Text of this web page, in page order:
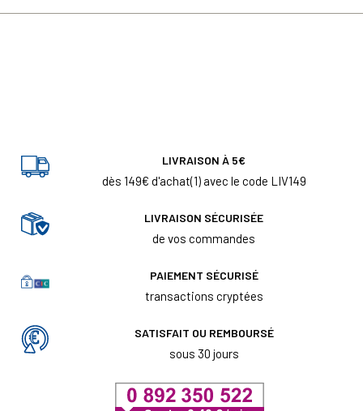
LIVRAISON À 5€
dès 149€ d'achat(1) avec le code LIV149
LIVRAISON SÉCURISÉE
de vos commandes
PAIEMENT SÉCURISÉ
transactions cryptées
SATISFAIT OU REMBOURSÉ
sous 30 jours